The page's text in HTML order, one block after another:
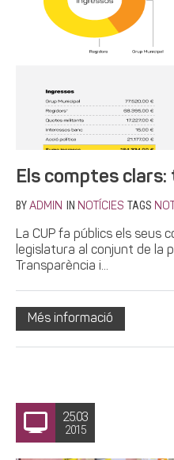
Els comptes
BY ADMIN IN NOTÍCIES TAGS
La CUP fa públics els seus
legislatura al conjunt de la
Transparència i...
Més informació
25.03
2015